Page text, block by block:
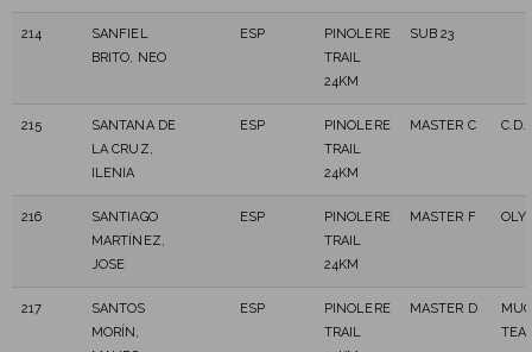
214
SANFIEL
BRITO, NEO
ESP
PINOLERE
TRAIL
24KM
SUB 23
215
SANTANA DE
LA CRUZ,
ILENIA
ESP
PINOLERE
TRAIL
24KM
MASTER C C.D.
216
SANTIAGO
MARTÍNEZ,
JOSE
ESP
PINOLERE
TRAIL
24KM
MASTER F
217
SANTOS
MORÍN,
ESP
PINOLERE
TRAIL
MASTER D